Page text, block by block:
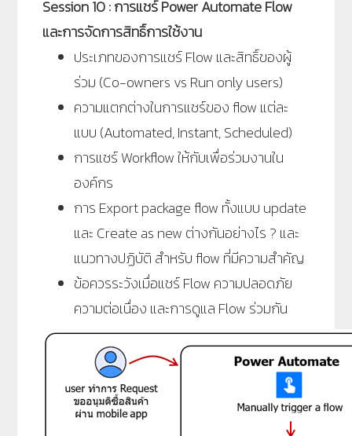
Session 10 : การแชร์ Power Automate Flow
และการจัดการสิทธิ์การใช้งาน
ประเภทของการแชร์ Flow และสิทธิ์ของผู้
ร่วม (Co-owners vs Run only users)
ความแตกต่างในการแชร์ของ flow แต่ละ
แบบ (Automated, Instant, Scheduled)
การแชร์ Workflow ให้กับเพื่อร่วมงานใน
องค์กร
การ Export package flow ทั้งแบบ update
และ Create as new ต่างกันอย่างไร ? และ
แนวทางปฏิบัติ สำหรับ flow ที่มีความสำคัญ
ข้อควรระวังเมื่อแชร์ Flow ความปลอดภัย
ความต่อเนื่อง และการดูแล Flow ร่วมกัน